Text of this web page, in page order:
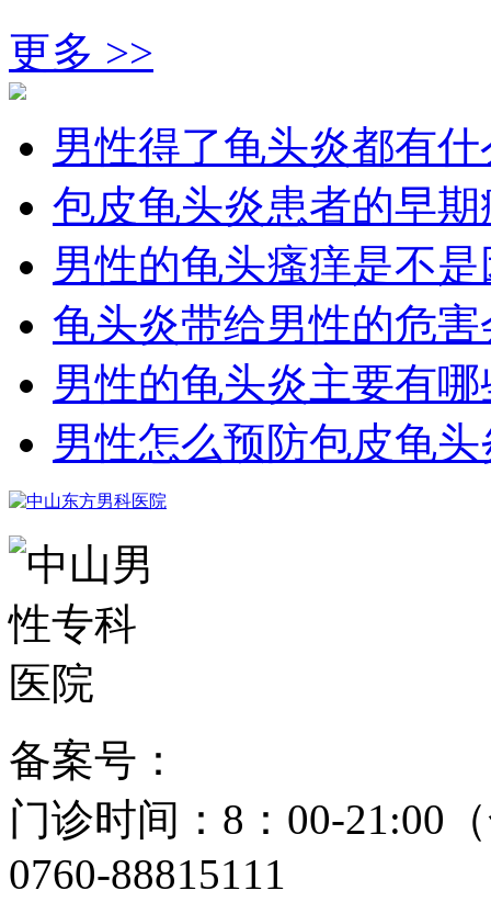
更多 >>
男性得了龟头炎都有
包皮龟头炎患者的早
男性的龟头瘙痒是不
龟头炎带给男性的危
男性的龟头炎主要有
男性怎么预防包皮龟
备案号：
门诊时间：8：00-21:00
0760-88815111